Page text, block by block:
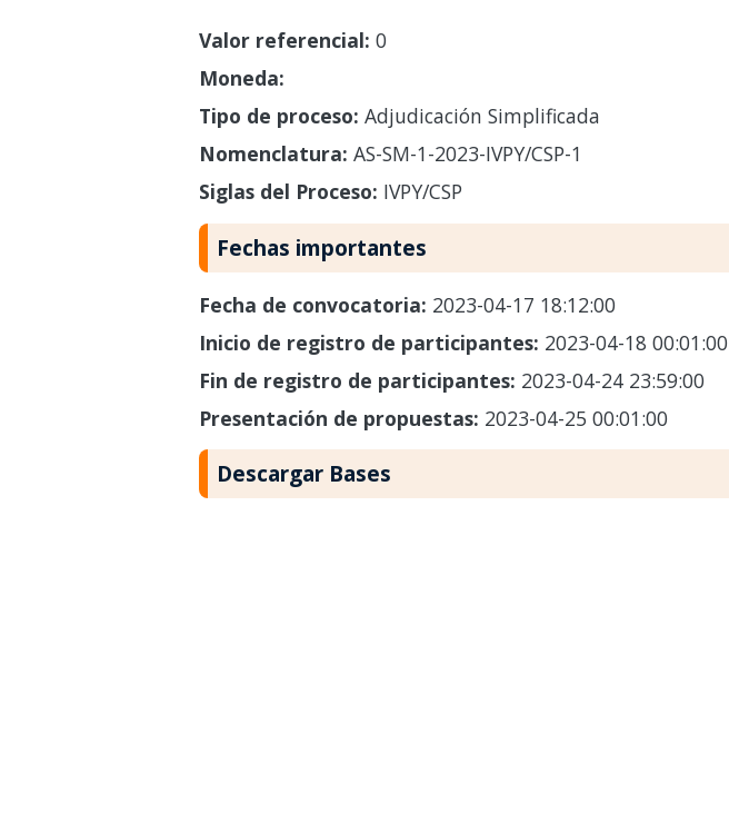
Valor referencial: 0
Moneda:
Tipo de proceso: Adjudicación Simplificada
Nomenclatura: AS-SM-1-2023-IVPY/CSP-1
Siglas del Proceso: IVPY/CSP
Fechas importantes
Fecha de convocatoria: 2023-04-17 18:12:00
Inicio de registro de participantes: 2023-04-18 00:01:00
Fin de registro de participantes: 2023-04-24 23:59:00
Presentación de propuestas: 2023-04-25 00:01:00
Descargar Bases